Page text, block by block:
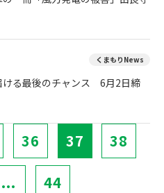
くまもりNews
ける最後のチャンス 6月2日締
36 37 38
... 44